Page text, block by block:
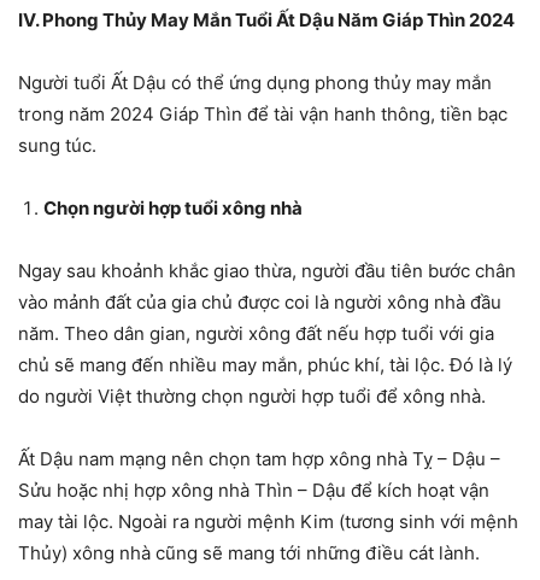
IV. Phong Thủy May Mắn Tuổi Ất Dậu Năm Giáp Thìn 2024
Người tuổi Ất Dậu có thể ứng dụng phong thủy may mắn
trong năm 2024 Giáp Thìn để tài vận hanh thông, tiền bạc
sung túc.
Chọn người hợp tuổi xông nhà
Ngay sau khoảnh khắc giao thừa, người đầu tiên bước chân
vào mảnh đất của gia chủ được coi là người xông nhà đầu
năm. Theo dân gian, người xông đất nếu hợp tuổi với gia
chủ sẽ mang đến nhiều may mắn, phúc khí, tài lộc. Đó là lý
do người Việt thường chọn người hợp tuổi để xông nhà.
Ất Dậu nam mạng nên chọn tam hợp xông nhà Tỵ – Dậu –
Sửu hoặc nhị hợp xông nhà Thìn – Dậu để kích hoạt vận
may tài lộc. Ngoài ra người mệnh Kim (tương sinh với mệnh
Thủy) xông nhà cũng sẽ mang tới những điều cát lành.